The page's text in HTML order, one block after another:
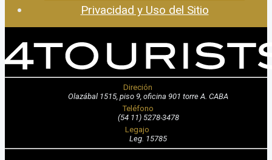
Privacidad y Uso del Sitio
Direción
Olazábal 1515, piso 9, oficina 901 torre A. CABA
Teléfono
(54 11) 5278-3478
Legajo
Leg. 15785